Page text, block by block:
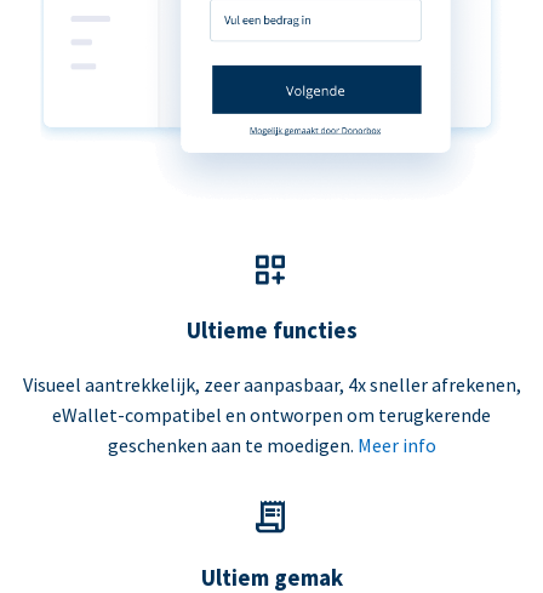
Ultieme functies
Visueel aantrekkelijk, zeer aanpasbaar, 4x sneller afrekenen,
eWallet-compatibel en ontworpen om terugkerende
geschenken aan te moedigen. Meer info
Ultiem gemak